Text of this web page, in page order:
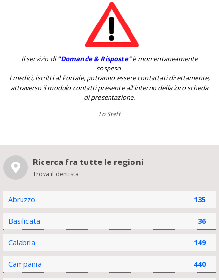
Il servizio di''Domande & Risposte''è momentaneamente
sospeso.
I medici, iscritti al Portale, potranno essere contattati direttamente,
attraverso il modulo contatti presente all'interno della loro scheda
di presentazione.
Lo Staff
Ricerca fra tutte le regioni
Trova il dentista
Abruzzo 135
Basilicata 36
Calabria 149
Campania 440